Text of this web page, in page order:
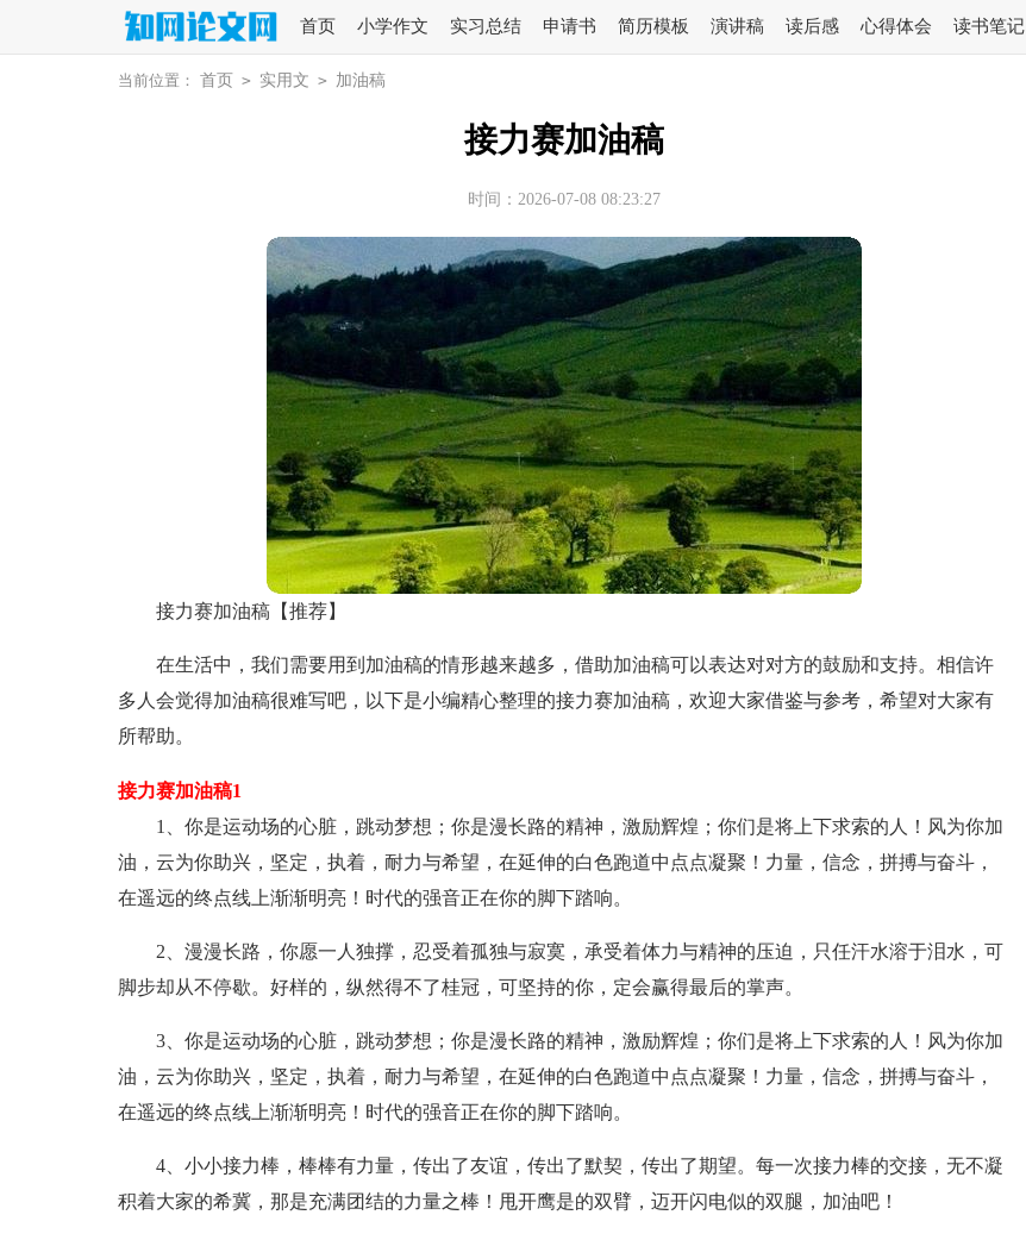
首页 小学作文 实习总结 申请书 简历模板 演讲稿 读后感 心得体会 读书笔记
当前位置： 首页 > 实用文 > 加油稿
接力赛加油稿
时间：2026-07-08 08:23:27
接力赛加油稿【推荐】
在生活中，我们需要用到加油稿的情形越来越多，借助加油稿可以表达对对方的鼓励和支持。相信许
多人会觉得加油稿很难写吧，以下是小编精心整理的接力赛加油稿，欢迎大家借鉴与参考，希望对大家有
所帮助。
接力赛加油稿1
1、你是运动场的心脏，跳动梦想；你是漫长路的精神，激励辉煌；你们是将上下求索的人！风为你加
油，云为你助兴，坚定，执着，耐力与希望，在延伸的白色跑道中点点凝聚！力量，信念，拼搏与奋斗，
在遥远的终点线上渐渐明亮！时代的强音正在你的脚下踏响。
2、漫漫长路，你愿一人独撑，忍受着孤独与寂寞，承受着体力与精神的压迫，只任汗水溶于泪水，可
脚步却从不停歇。好样的，纵然得不了桂冠，可坚持的你，定会赢得最后的掌声。
3、你是运动场的心脏，跳动梦想；你是漫长路的精神，激励辉煌；你们是将上下求索的人！风为你加
油，云为你助兴，坚定，执着，耐力与希望，在延伸的白色跑道中点点凝聚！力量，信念，拼搏与奋斗，
在遥远的终点线上渐渐明亮！时代的强音正在你的脚下踏响。
4、小小接力棒，棒棒有力量，传出了友谊，传出了默契，传出了期望。每一次接力棒的交接，无不凝
积着大家的希冀，那是充满团结的力量之棒！甩开鹰是的双臂，迈开闪电似的双腿，加油吧！